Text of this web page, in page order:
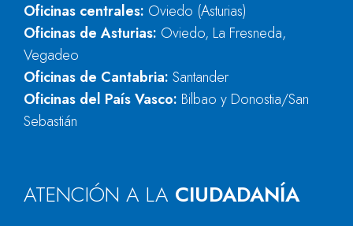
Oficinas centrales: Oviedo (Asturias)
Oficinas de Asturias: Oviedo, La Fresneda,
Vegadeo
Oficinas de Cantabria: Santander
Oficinas del País Vasco: Bilbao y Donostia/San
Sebastián
ATENCIÓN A LA CIUDADANÍA